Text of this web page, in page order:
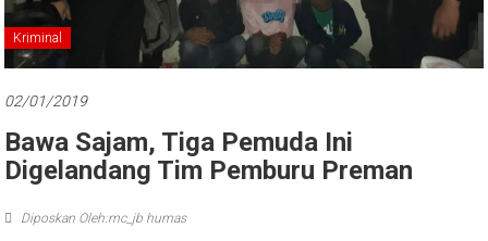
Kriminal
02/01/2019
Bawa Sajam, Tiga Pemuda Ini
Digelandang Tim Pemburu Preman
Diposkan Oleh:mc_jb humas